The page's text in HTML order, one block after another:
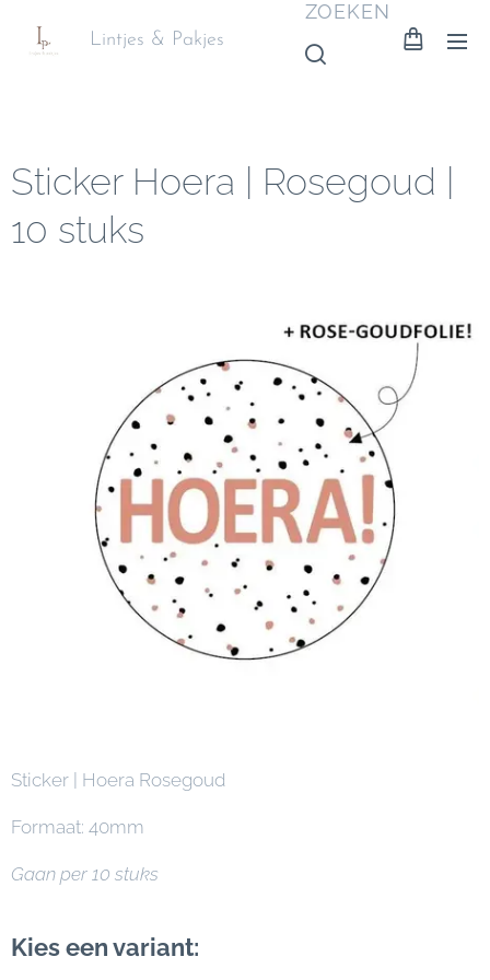
Lintjes & Pakjes
ZOEKEN
Sticker Hoera | Rosegoud |
10 stuks
Sticker | Hoera Rosegoud
Formaat: 40mm
Gaan per 10 stuks
Kies een variant: